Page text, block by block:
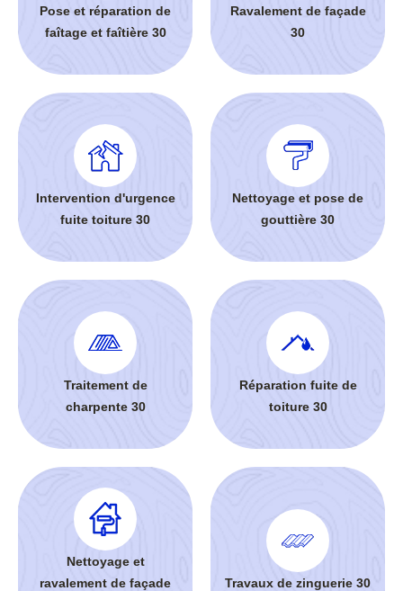
Pose et réparation de
faîtage et faîtière 30
Ravalement de façade
30
Intervention d'urgence
fuite toiture 30
Nettoyage et pose de
gouttière 30
Traitement de
charpente 30
Réparation fuite de
toiture 30
Nettoyage et
ravalement de façade
Travaux de zinguerie 30